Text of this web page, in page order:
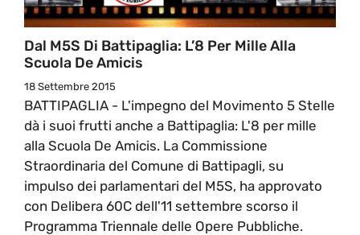
Dal M5S Di Battipaglia: L’8 Per Mille Alla
Scuola De Amicis
18 Settembre 2015
BATTIPAGLIA - L'impegno del Movimento 5 Stelle
dà i suoi frutti anche a Battipaglia: L'8 per mille
alla Scuola De Amicis. La Commissione
Straordinaria del Comune di Battipagli, su
impulso dei parlamentari del M5S, ha approvato
con Delibera 60C dell'11 settembre scorso il
Programma Triennale delle Opere Pubbliche.